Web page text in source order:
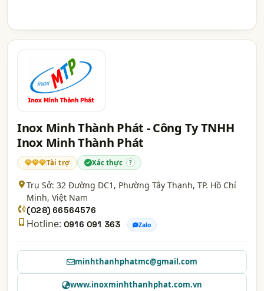
Inox Minh Thành Phát - Công Ty TNHH
Inox Minh Thành Phát
Tài trợ Xác thực ?
Trụ Sở: 32 Đường DC1, Phường Tây Thạnh, TP. Hồ Chí
Minh, Việt Nam
(028) 66564576
Hotline: 0916 091 363 Zalo
minhthanhphatmc@gmail.com
www.inoxminhthanhphat.com.vn